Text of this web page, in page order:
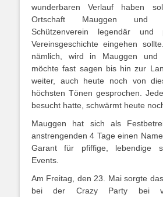
wunderbaren Verlauf haben
Ortschaft Mauggen und
Schützenverein legendär
Vereinsgeschichte eingehen
nämlich, wird in Mauggen und
möchte fast sagen bis hin zur
weiter, auch heute noch von
höchsten Tönen gesprochen.
besucht hatte, schwärmt heute
Mauggen hat sich als
anstrengenden 4 Tage einen
Garant für pfiffige, lebendige
Events.
Am Freitag, den 23. Mai sorgte
bei der Crazy Party bei